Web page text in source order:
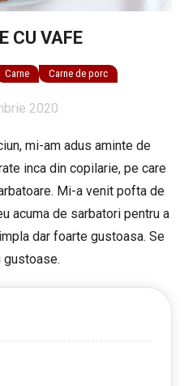
CU VAFE
Carne Carne de porc
2020
mi-am adus aminte de
inca din copilarie, pe care
Mi-a venit pofta de
acuma de sarbatori pentru a
dar foarte gustoasa. Se
gustoase.